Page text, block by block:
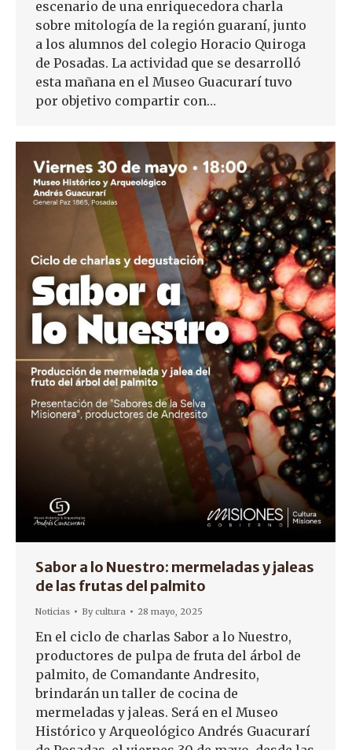
escenario de una enriquecedora charla
sobre mitología de la región guaraní, junto
a los alumnos del colegio Horacio Quiroga
de Posadas. La actividad que se desarrolló
esta mañana en el Museo Guacurarí tuvo
por objetivo compartir con…
Sabor a lo Nuestro: mermeladas y jaleas
de las frutas del palmito
Noticias Bycultura 28 mayo, 2025
En el ciclo de charlas Sabor a lo Nuestro,
productores de pulpa de fruta del árbol de
palmito, de Comandante Andresito,
brindarán un taller de cocina de
mermeladas y jaleas. Será en el Museo
Histórico y Arqueológico Andrés Guacurarí